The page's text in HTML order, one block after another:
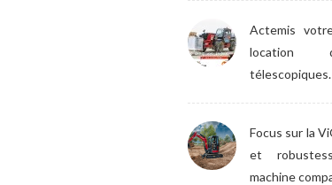
Actemis
location
télescopiques.
Focus sur la
et
machine